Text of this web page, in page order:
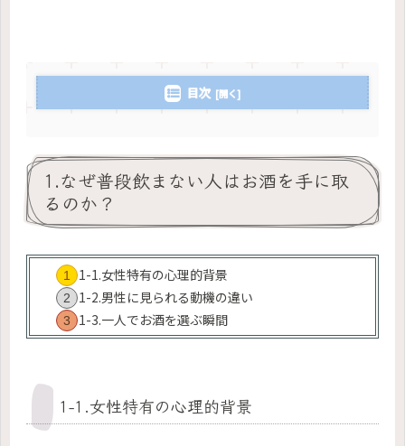
目次
1.なぜ普段飲まない人はお酒を手に取
るのか？
1-1.女性特有の心理的背景
1-2.男性に見られる動機の違い
1-3.一人でお酒を選ぶ瞬間
1-1.女性特有の心理的背景